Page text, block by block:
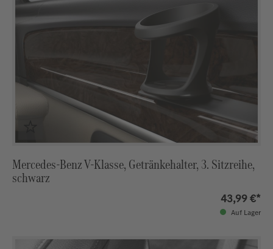
Mercedes-Benz V-Klasse, Getränkehalter, 3. Sitzreihe,
schwarz
43,99 €*
Auf Lager